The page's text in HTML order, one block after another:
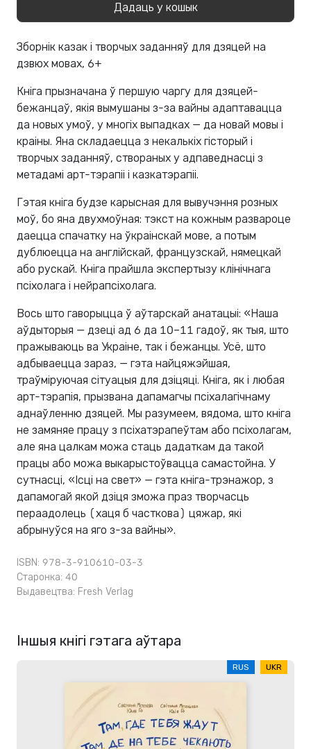
Дадаць у кошык
Зборнік казак і творчых заданняў для дзяцей на
дзвюх мовах, 6+
Кніга прызначана ў першую чаргу для дзяцей-
бежанцаў, якія вымушаны з-за вайны адаптавацца
да новых умоў, у многіх выпадках — да новай мовы і
краіны. Яна складаецца з некалькіх гісторый і
творчых заданняў, створаных у адпаведнасці з
метадамі арт-тэрапіі і казкатэрапіі.
Гэтая кніга будзе карысная для вывучэння розных
моў, бо яна двухмоўная: тэкст на кожным развароце
даецца спачатку на ўкраінскай мове, а потым
дублюецца на англійскай, французскай, нямецкай
або рускай. Кніга прайшла экспертызу клінічнага
псіхолага і нейрапсіхолага.
Вось што гаворыцца ў аўтарскай анатацыі: «Наша
аўдыторыя — дзеці ад 6 да 10–11 гадоў, як тыя, што
пражываюць ва Украіне, так і бежанцы. Усё, што
адбываецца зараз, — гэта найцяжэйшая,
траўміруючая сітуацыя для дзіцяці. Кніга, як і любая
арт-тэрапія, прызвана дапамагчы псіхалагічнаму
аднаўленню дзяцей. Мы разумеем, вядома, што кніга
не замяняе працу з псіхатэрапеўтам або псіхолагам,
але яна цалкам можа стаць дадаткам да такой
працы або можа выкарыстоўвацца самастойна. У
сутнасці, «Ісці на свет» — гэта кніга-трэнажор, з
дапамогай якой дзіця зможа праз творчасць
пераадолець (хаця б часткова) цяжар, які
абрынуўся на яго з-за вайны».
ISBN: 978-3-910610-03-3
Старонка: 40
Выдавецтва: Fresh Verlag
Іншыя кнігі гэтага аўтара
RUS UKR